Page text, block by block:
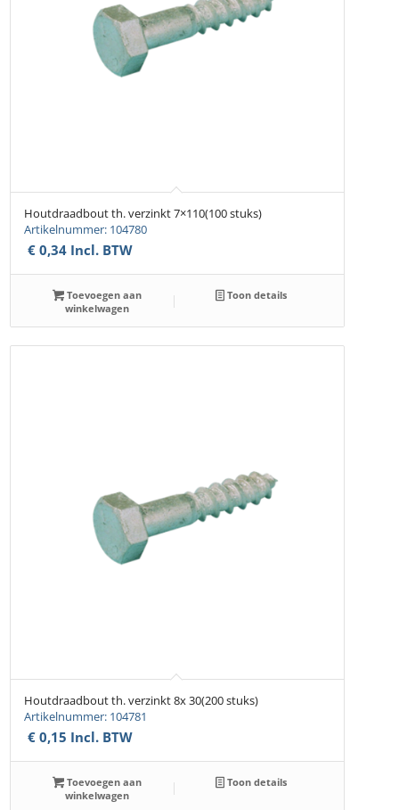
Houtdraadbout th. verzinkt 7×110(100 stuks)
Artikelnummer: 104780
€ 0,34 Incl. BTW
Toevoegen aan
winkelwagen
Toon details
Houtdraadbout th. verzinkt 8x 30(200 stuks)
Artikelnummer: 104781
€ 0,15 Incl. BTW
Toevoegen aan
winkelwagen
Toon details